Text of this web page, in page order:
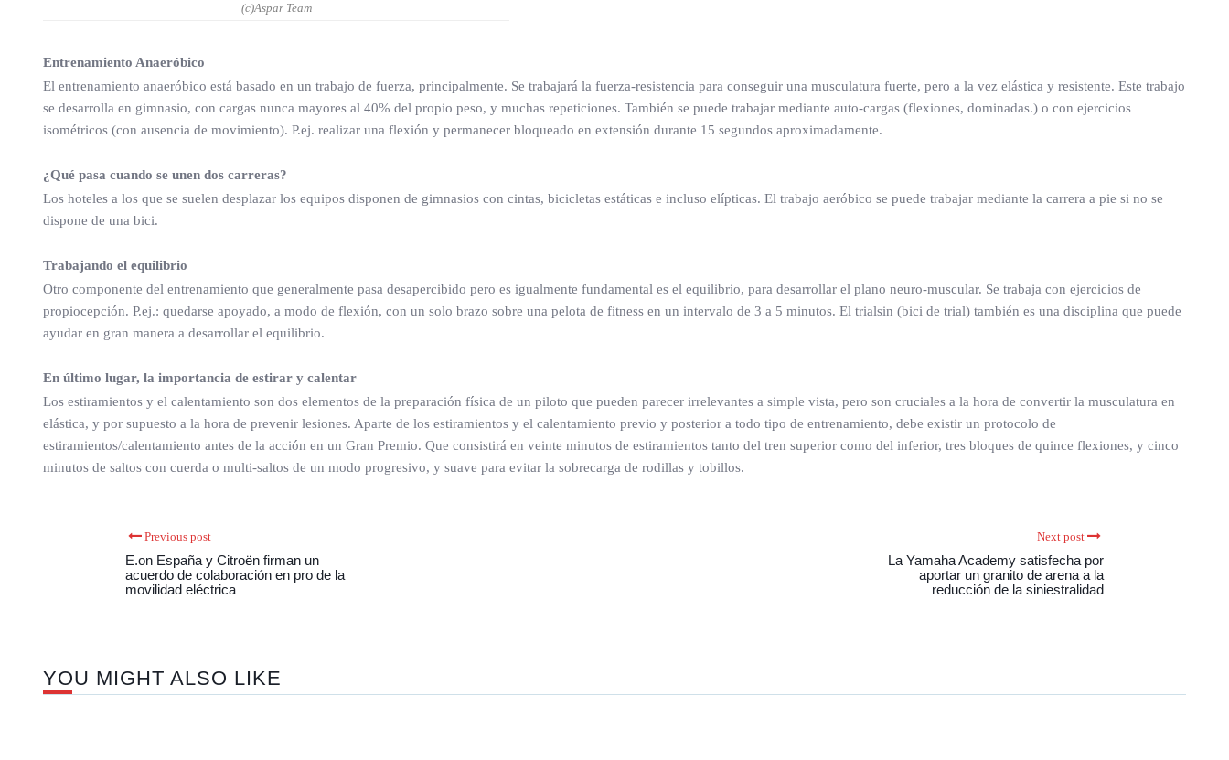
(c)Aspar Team
Entrenamiento Anaeróbico
El entrenamiento anaeróbico está basado en un trabajo de fuerza, principalmente. Se trabajará la fuerza-resistencia para conseguir una musculatura fuerte, pero a la vez elástica y resistente. Este trabajo
se desarrolla en gimnasio, con cargas nunca mayores al 40% del propio peso, y muchas repeticiones. También se puede trabajar mediante auto-cargas (flexiones, dominadas.) o con ejercicios
isométricos (con ausencia de movimiento). P.ej. realizar una flexión y permanecer bloqueado en extensión durante 15 segundos aproximadamente.
¿Qué pasa cuando se unen dos carreras?
Los hoteles a los que se suelen desplazar los equipos disponen de gimnasios con cintas, bicicletas estáticas e incluso elípticas. El trabajo aeróbico se puede trabajar mediante la carrera a pie si no se
dispone de una bici.
Trabajando el equilibrio
Otro componente del entrenamiento que generalmente pasa desapercibido pero es igualmente fundamental es el equilibrio, para desarrollar el plano neuro-muscular. Se trabaja con ejercicios de
propiocepción. P.ej.: quedarse apoyado, a modo de flexión, con un solo brazo sobre una pelota de fitness en un intervalo de 3 a 5 minutos. El trialsin (bici de trial) también es una disciplina que puede
ayudar en gran manera a desarrollar el equilibrio.
En último lugar, la importancia de estirar y calentar
Los estiramientos y el calentamiento son dos elementos de la preparación física de un piloto que pueden parecer irrelevantes a simple vista, pero son cruciales a la hora de convertir la musculatura en
elástica, y por supuesto a la hora de prevenir lesiones. Aparte de los estiramientos y el calentamiento previo y posterior a todo tipo de entrenamiento, debe existir un protocolo de
estiramientos/calentamiento antes de la acción en un Gran Premio. Que consistirá en veinte minutos de estiramientos tanto del tren superior como del inferior, tres bloques de quince flexiones, y cinco
minutos de saltos con cuerda o multi-saltos de un modo progresivo, y suave para evitar la sobrecarga de rodillas y tobillos.
Previous post
E.on España y Citroën firman un
acuerdo de colaboración en pro de la
movilidad eléctrica
Next post
La Yamaha Academy satisfecha por
aportar un granito de arena a la
reducción de la siniestralidad
YOU MIGHT ALSO LIKE